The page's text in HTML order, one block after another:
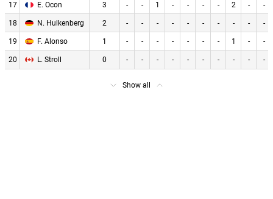
17 E. Ocon 3 - - 1 - - - - 2 - -
18 N. Hulkenberg 2 - - - - - - - - - -
19 F. Alonso 1 - - - - - - - 1 - -
20 L. Stroll 0 - - - - - - - - - -
Show аll